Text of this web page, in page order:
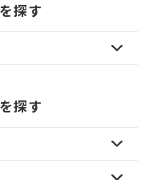
探す
探す